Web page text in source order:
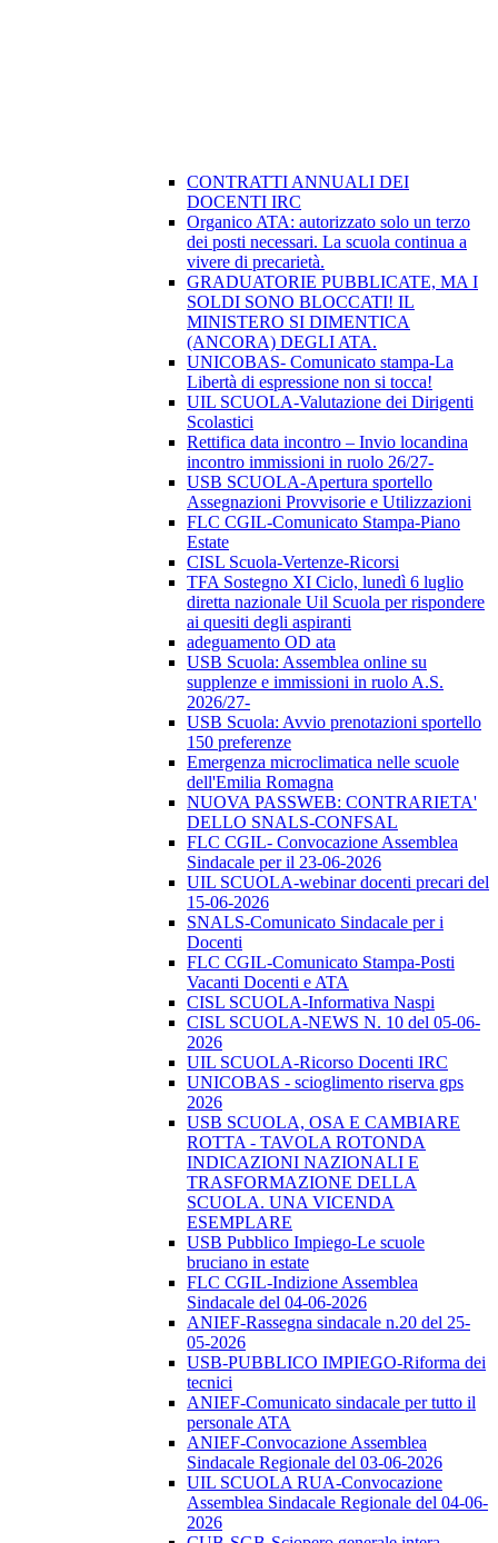
CONTRATTI ANNUALI DEI
DOCENTI IRC
Organico ATA: autorizzato solo un terzo
dei posti necessari. La scuola continua a
vivere di precarietà.
GRADUATORIE PUBBLICATE, MA I
SOLDI SONO BLOCCATI! IL
MINISTERO SI DIMENTICA
(ANCORA) DEGLI ATA.
UNICOBAS- Comunicato stampa-La
Libertà di espressione non si tocca!
UIL SCUOLA-Valutazione dei Dirigenti
Scolastici
Rettifica data incontro – Invio locandina
incontro immissioni in ruolo 26/27-
USB SCUOLA-Apertura sportello
Assegnazioni Provvisorie e Utilizzazioni
FLC CGIL-Comunicato Stampa-Piano
Estate
CISL Scuola-Vertenze-Ricorsi
TFA Sostegno XI Ciclo, lunedì 6 luglio
diretta nazionale Uil Scuola per rispondere
ai quesiti degli aspiranti
adeguamento OD ata
USB Scuola: Assemblea online su
supplenze e immissioni in ruolo A.S.
2026/27-
USB Scuola: Avvio prenotazioni sportello
150 preferenze
Emergenza microclimatica nelle scuole
dell'Emilia Romagna
NUOVA PASSWEB: CONTRARIETA'
DELLO SNALS-CONFSAL
FLC CGIL- Convocazione Assemblea
Sindacale per il 23-06-2026
UIL SCUOLA-webinar docenti precari del
15-06-2026
SNALS-Comunicato Sindacale per i
Docenti
FLC CGIL-Comunicato Stampa-Posti
Vacanti Docenti e ATA
CISL SCUOLA-Informativa Naspi
CISL SCUOLA-NEWS N. 10 del 05-06-
2026
UIL SCUOLA-Ricorso Docenti IRC
UNICOBAS - scioglimento riserva gps
2026
USB SCUOLA, OSA E CAMBIARE
ROTTA - TAVOLA ROTONDA
INDICAZIONI NAZIONALI E
TRASFORMAZIONE DELLA
SCUOLA. UNA VICENDA
ESEMPLARE
USB Pubblico Impiego-Le scuole
bruciano in estate
FLC CGIL-Indizione Assemblea
Sindacale del 04-06-2026
ANIEF-Rassegna sindacale n.20 del 25-
05-2026
USB-PUBBLICO IMPIEGO-Riforma dei
tecnici
ANIEF-Comunicato sindacale per tutto il
personale ATA
ANIEF-Convocazione Assemblea
Sindacale Regionale del 03-06-2026
UIL SCUOLA RUA-Convocazione
Assemblea Sindacale Regionale del 04-06-
2026